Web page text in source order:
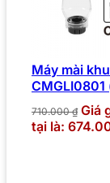
Máy mài
CMGLI0801
710.000₫ Giá
tại là: